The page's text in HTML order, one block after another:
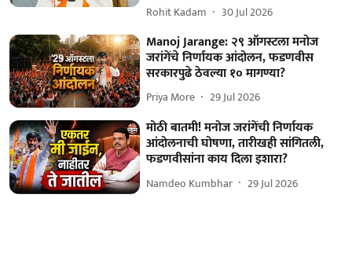
Rohit Kadam 30 Jul 2026
Manoj Jarange: २९ ऑगस्टला मनोज
जरांगेंचे निर्णायक आंदोलन, फडणवीस
सरकारपुढे ठेवल्या १० मागण्या?
Priya More 29 Jul 2026
मोठी बातमी! मनोज जरांगेंची निर्णायक
आंदोलनाची घोषणा, तारीखही सांगितली,
फडणवीसांना काय दिला इशारा?
Namdeo Kumbhar 29 Jul 2026